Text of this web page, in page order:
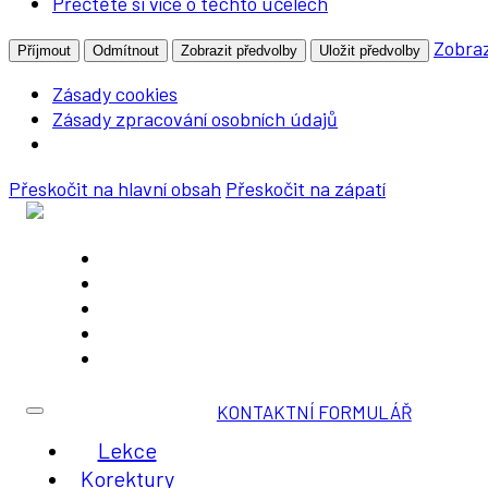
Příjmout Odmítnout Zobrazit předvolby Uložit předvolby
Zásady cookies
Zásady zpracování osobních údajů
Přeskočit na hlavní obsah Přeskočit na zápatí
Lekce
Korektury
KONTAKTNÍ FORMULÁŘ